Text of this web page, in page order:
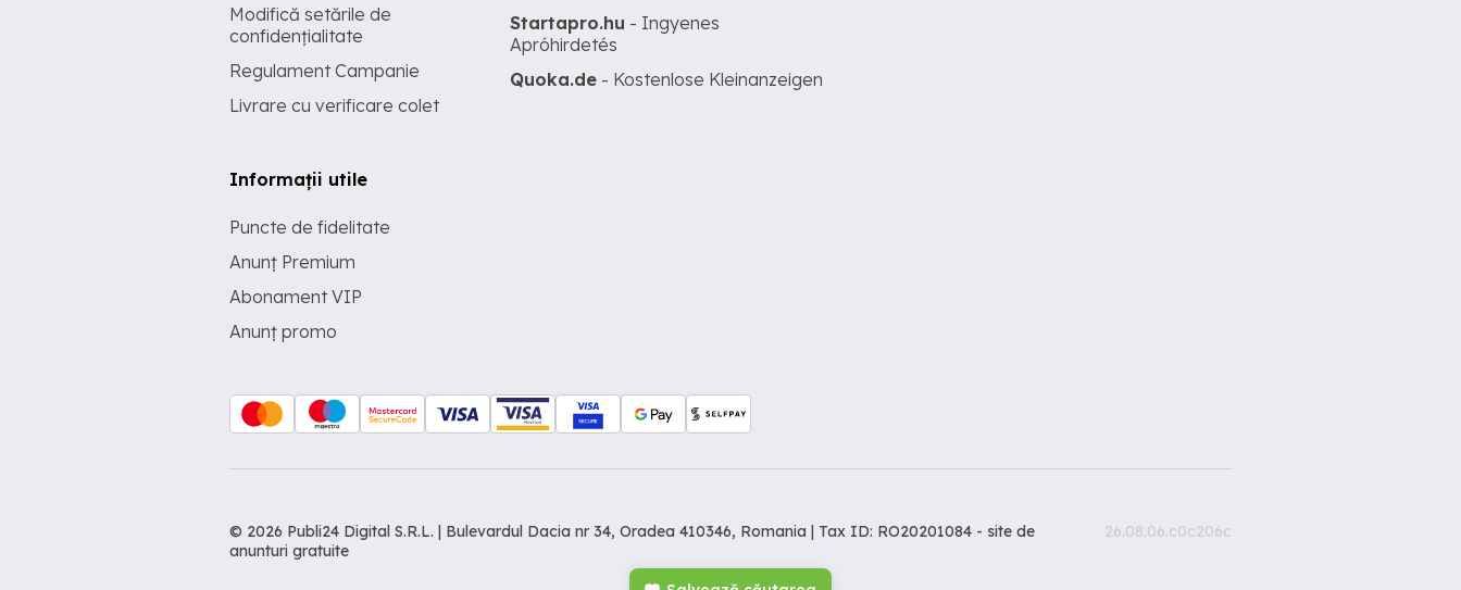
Modifică setările de
confidențialitate
Regulament Campanie
Livrare cu verificare colet
Informații utile
Puncte de fidelitate
Anunț Premium
Abonament VIP
Anunț promo
Startapro.hu - Ingyenes
Apróhirdetés
Quoka.de - Kostenlose Kleinanzeigen
© 2026 Publi24 Digital S.R.L. | Bulevardul Dacia nr 34, Oradea 410346, Romania | Tax ID: RO20201084 - site de
anunturi gratuite
26.08.06.c0c206c